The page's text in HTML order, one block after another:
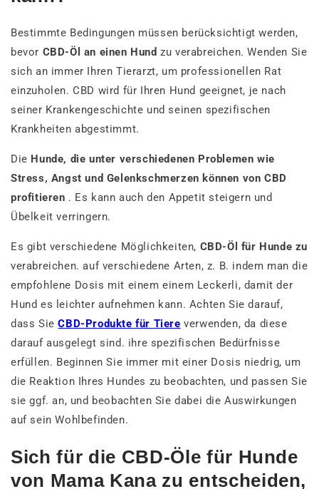
Bestimmte Bedingungen müssen berücksichtigt werden,
bevor CBD-Öl an einen Hund zu verabreichen. Wenden Sie
sich an immer Ihren Tierarzt, um professionellen Rat
einzuholen. CBD wird für Ihren Hund geeignet, je nach
seiner Krankengeschichte und seinen spezifischen
Krankheiten abgestimmt.
Die Hunde, die unter verschiedenen Problemen wie
Stress, Angst und Gelenkschmerzen können von CBD
profitieren . Es kann auch den Appetit steigern und
Übelkeit verringern.
Es gibt verschiedene Möglichkeiten, CBD-Öl für Hunde zu
verabreichen. auf verschiedene Arten, z. B. indem man die
empfohlene Dosis mit einem einem Leckerli, damit der
Hund es leichter aufnehmen kann. Achten Sie darauf,
dass SieCBD-Produkte für Tiere verwenden, da diese
darauf ausgelegt sind. ihre spezifischen Bedürfnisse
erfüllen. Beginnen Sie immer mit einer Dosis niedrig, um
die Reaktion Ihres Hundes zu beobachten, und passen Sie
sie ggf. an, und beobachten Sie dabei die Auswirkungen
auf sein Wohlbefinden.
Sich für die CBD-Öle für Hunde
von Mama Kana zu entscheiden,